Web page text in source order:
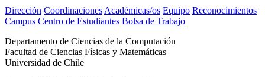
Dirección Coordinaciones Académicas/os Equipo Reconocimientos
Campus Centro de Estudiantes Bolsa de Trabajo
Departamento de Ciencias de la Computación
Facultad de Ciencias Físicas y Matemáticas
Universidad de Chile